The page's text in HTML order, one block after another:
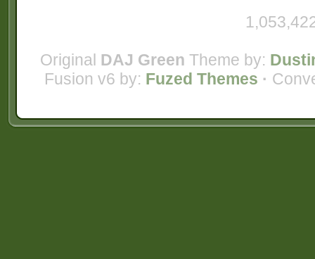
Original DAJ Green Theme by:
Fusion v6 by: Fuzed Themes ·